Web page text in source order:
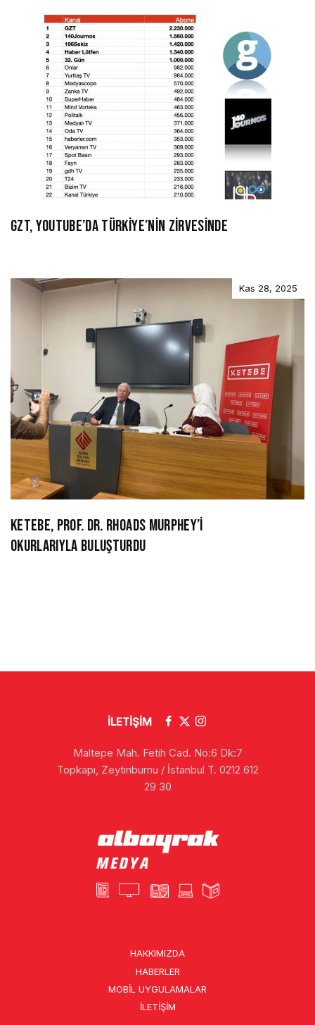
GZT, YOUTUBE’DA TÜRKİYE’NİN ZİRVESİNDE
Kas 28, 2025
KETEBE, PROF. DR. RHOADS MURPHEY’İ
OKURLARIYLA BULUŞTURDU
İLETİŞİM
Maltepe Mah. Fetih Cad. No:6 Dk:7
Topkapı, Zeytinburnu / İstanbul T. 0212 612
29 30
HAKKIMIZDA
HABERLER
MOBIL UYGULAMALAR
İLETIŞIM